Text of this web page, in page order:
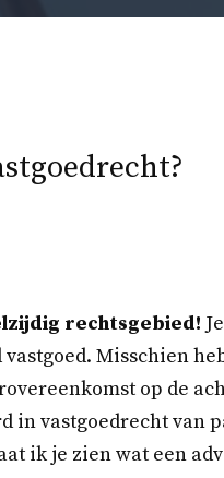
rechtsgebied!
Misschien
op de
in vastgoedrecht van
ik je zien wat een